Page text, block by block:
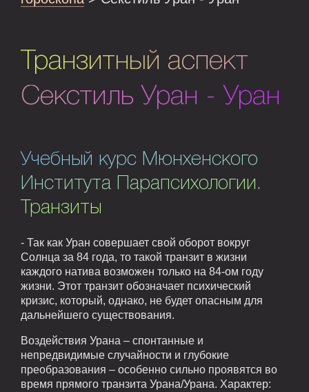
Транзитный аспект
Секстиль Уран - Уран
Учебный курс Мюнхенского
Института Парапсихологии.
Транзиты
- Так как Уран совершает свой оборот вокруг
Солнца за 84 года, то такой транзит в жизни
каждого натива возможен только на 84-ом году
жизни. Этот транзит обозначает психический
кризис, который, однако, не будет опасным для
дальнейшего существования.
Воздействия Урана – спонтанные и
непредвидимые случайности и глубокие
преобразования – особенно сильно проявятся во
время прямого транзита Урана/Урана. Характер: